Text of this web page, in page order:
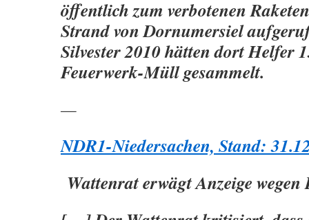
öffentlich zum verbotenen
Strand von Dornumersiel
Silvester 2010 hätten dort Helfer
Feuerwerk-Müll gesammelt.
—
NDR1-Niedersachen, Stand:
Wattenrat erwägt Anzeige